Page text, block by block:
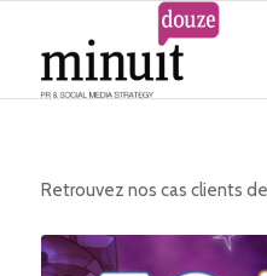
Retrouvez nos cas clients